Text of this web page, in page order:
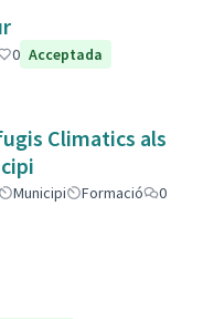
0 Acceptada
Climatics als
Municipi Formació
0